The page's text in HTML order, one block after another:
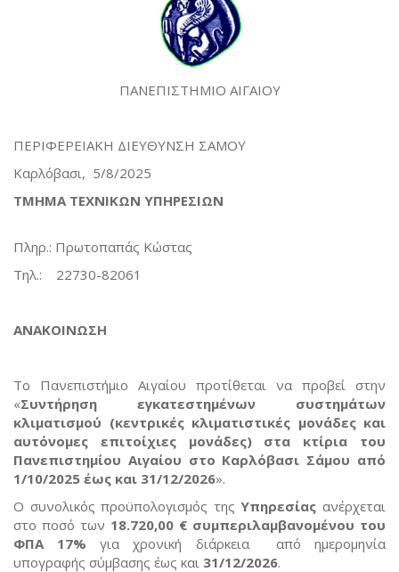
ΠΑΝΕΠΙΣΤΗΜΙΟ ΑΙΓΑΙΟΥ
ΠΕΡΙΦΕΡΕΙΑΚΗ ΔΙΕΥΘΥΝΣΗ ΣΑΜΟΥ
Καρλόβασι, 5/8/2025
ΤΜΗΜΑ ΤΕΧΝΙΚΩΝ ΥΠΗΡΕΣΙΩΝ
Πληρ.: Πρωτοπαπάς Κώστας
Τηλ.: 22730-82061
ΑΝΑΚΟΙΝΩΣΗ
Το Πανεπιστήμιο Αιγαίου προτίθεται να προβεί στην
«Συντήρηση εγκατεστημένων συστημάτων
κλιματισμού (κεντρικές κλιματιστικές μονάδες και
αυτόνομες επιτοίχιες μονάδες) στα κτίρια του
Πανεπιστημίου Αιγαίου στο Καρλόβασι Σάμου από
1/10/2025 έως και 31/12/2026».
Ο συνολικός προϋπολογισμός τηςΥπηρεσίας ανέρχεται
στο ποσό των 18.720,00 € συμπεριλαμβανομένου του
ΦΠΑ 17%για χρονική διάρκεια από ημερομηνία
υπογραφής σύμβασης έως και 31/12/2026.